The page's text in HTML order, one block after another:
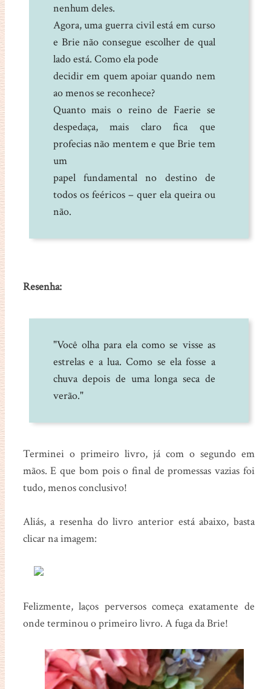
nenhum deles.
Agora, uma guerra civil está em curso
e Brie não consegue escolher de qual
lado está. Como ela pode
decidir em quem apoiar quando nem
ao menos se reconhece?
Quanto mais o reino de Faerie se
despedaça, mais claro fica que
profecias não mentem e que Brie tem
um
papel fundamental no destino de
todos os feéricos – quer ela queira ou
não.
Resenha:
"Você olha para ela como se visse as
estrelas e a lua. Como se ela fosse a
chuva depois de uma longa seca de
verão."
Terminei o primeiro livro, já com o segundo em
mãos. E que bom pois o final de promessas vazias foi
tudo, menos conclusivo!
Aliás, a resenha do livro anterior está abaixo, basta
clicar na imagem:
Felizmente, laços perversos começa exatamente de
onde terminou o primeiro livro. A fuga da Brie!